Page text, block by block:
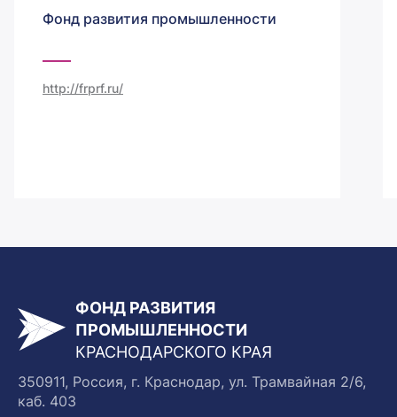
Фонд развития промышленности
http://frprf.ru/
ФОНД РАЗВИТИЯ
ПРОМЫШЛЕННОСТИ
КРАСНОДАРСКОГО КРАЯ
350911, Россия, г. Краснодар, ул. Трамвайная 2/6,
каб. 403